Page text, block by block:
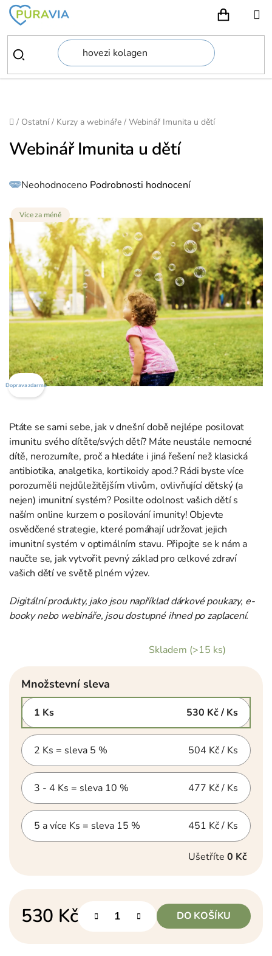
Přejít
obsah
Domů
/ Ostatní / Kurzy a webináře / Webinář Imunita u dětí
Ptáte se sami sebe, jak v dnešní době nejlépe posilovat
imunitu svého dítěte/svých dětí? Máte neustále nemocné
dítě, nerozumíte, proč a hledáte i jiná řešení než klasická
antibiotika, analgetika, kortikoidy apod.? Rádi byste více
porozuměli nejdůležitějším vlivům, ovlivňující dětský (a
nejen) imunitní systém? Posilte odolnost vašich dětí s
naším online kurzem o posilování imunity! Objevte
osvědčené strategie, které pomáhají udržovat jejich
imunitní systém v optimálním stavu. Připojte se k nám a
naučte se, jak vytvořit pevný základ pro celkové zdraví
vašich dětí ve světě plném výzev.
Digitální produkty, jako jsou například dárkové poukazy, e-
booky nebo webináře, jsou dostupné ihned po zaplacení.
Skladem (>15 ks)
Množstevní sleva
1 Ks 530 Kč/ Ks
2 Ks = sleva 5 % 504 Kč/ Ks
3 - 4 Ks = sleva 10 % 477 Kč/ Ks
5 a více Ks = sleva 15 % 451 Kč/ Ks
Ušetříte 0 Kč
530 Kč DO KOŠÍKU
Webinář Imunita u dětí
Průměrné
hodnocení
0,0
hvězdiček.
Neohodnoceno Podrobnosti hodnocení
Více za méně
Doprava zdarma